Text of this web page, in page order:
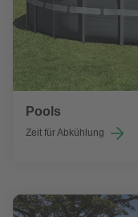
Pools
Zeit für Abkühlung